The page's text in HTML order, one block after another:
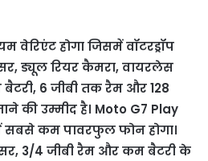
वेरिएंट होगा जिसमें वॉटरड्रॉप
ड्यूल रियर कैमरा, वायरलेस
बैटरी, 6 जीबी तक रैम और 128
की उम्मीद है। Moto G7 Play
सबसे कम पावरफुल फोन होगा।
3/4 जीबी रैम और कम बैटरी के